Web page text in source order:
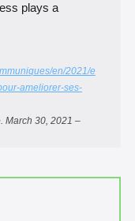
plays a
en/2021/e
ameliorer-ses-
March 30, 2021 –